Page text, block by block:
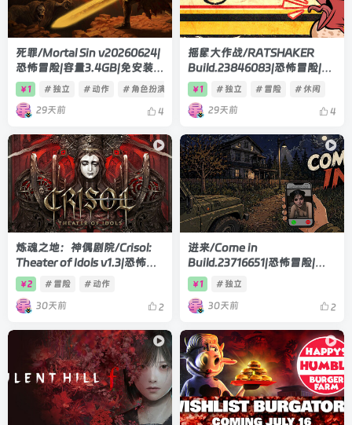
死罪/Mortal Sin v20260624|
恐怖冒险|容量3.4GB|免安装绿
色 中文版
￥1 # 独立 # 动作 # 角色扮演
29天前 4
摇鼠大作战/RATSHAKER
Build.23846083|恐怖冒险|容
量1.3GB|官方中文版
￥1 # 独立 # 冒险 # 休闲
29天前 4
炼魂之地：神偶剧院/Crisol:
Theater of Idols v1.3|恐怖冒
险|容量16.5GB|官方中文版
￥2 # 冒险 # 动作
30天前 2
进来/Come in
Build.23716651|恐怖冒险|容
量4.8GB|官方中文版
￥1 # 独立
30天前 2